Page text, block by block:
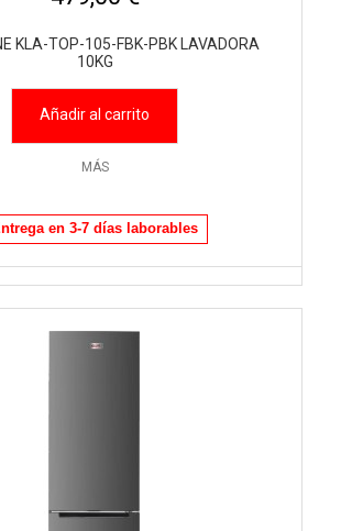
KLA-TOP-105-FBK-PBK LAVADORA
10KG
Añadir al carrito
MÁS
en 3-7 días laborables